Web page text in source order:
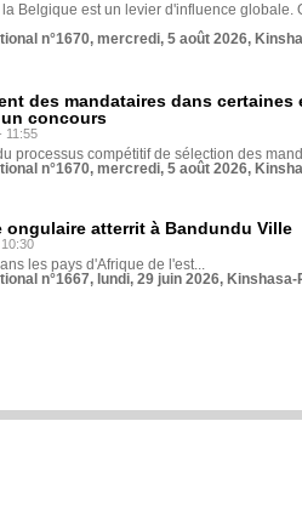
la Belgique est un levier d'influence globale.
n°1670, mercredi, 5 août 2026,
des mandataires dans
concours
11:55
processus compétitif de sélection des
n°1670, mercredi, 5 août 2026,
ongulaire atterrit à Bandundu Ville
les pays d'Afrique de l'est...
n°1667, lundi, 29 juin 2026,